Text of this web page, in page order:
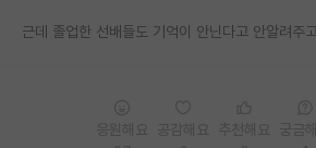
장학금/장학생 게시판
근데 졸업한 선배들도 기억이 안닌다고 안알려주